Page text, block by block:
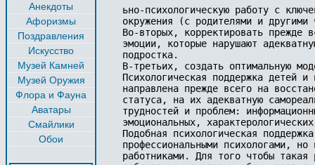
Анекдоты
Афоризмы
Поздравления
Искусство
Музей Камней
Музей Оружия
Флора и Фауна
Аватары
Смайлики
Обои
ьно-психологическую работу с
окружения (с родителями и
Во-вторых, корректировать
эмоции, которые нарушают
подростка.
В-третьих, создать оптимальную
Психологическая поддержка детей
направлена прежде всего на
статуса, на их адекватную
трудностей и проблем:
эмоциональных,
Подобная психологическая
профессиональными психологами,
работниками. Для того чтобы